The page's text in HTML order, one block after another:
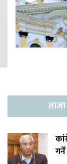
ताजा
गर्ने